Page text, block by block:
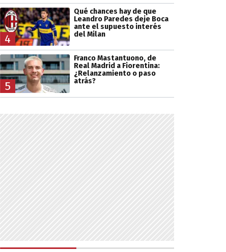
4
Qué chances hay de que
Leandro Paredes deje Boca
ante el supuesto interés
del Milan
5
Franco Mastantuono, de
Real Madrid a Fiorentina:
¿Relanzamiento o paso
atrás?